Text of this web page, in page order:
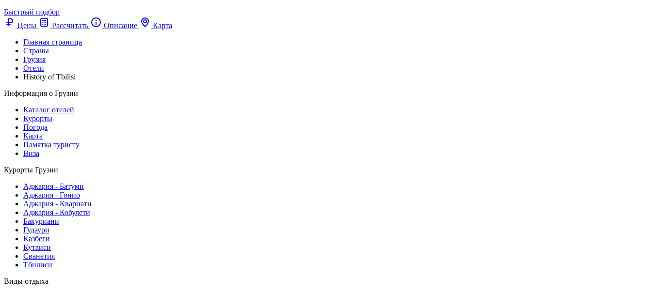
Быстрый подбор
Цены
Рассчитать Описание
Карта
Главная страница
Cтраны
Грузия
Отели
History of Tbilisi
Информация о Грузии
Каталог отелей
Курорты
Погода
Карта
Памятка туристу
Виза
Курорты Грузии
Аджария - Батуми
Аджария - Гонио
Аджария - Квариати
Аджария - Кобулети
Бакуриани
Гудаури
Казбеги
Кутаиси
Сванетия
Тбилиси
Виды отдыха